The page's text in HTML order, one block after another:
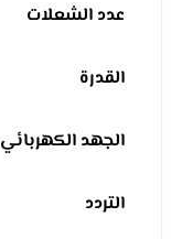
عدد الشعلات
القدرة
الجهد الكهربائي
التردد